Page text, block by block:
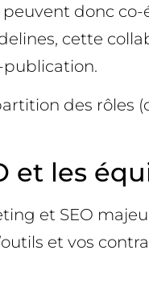
donc
cette
publication.
des rôles
et les
et SEO
et vos